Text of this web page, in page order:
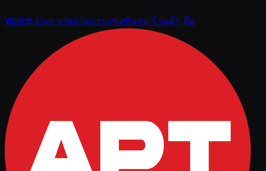
Watch Live รายงานการแข่งขันสด ร้านค้า สื่อ